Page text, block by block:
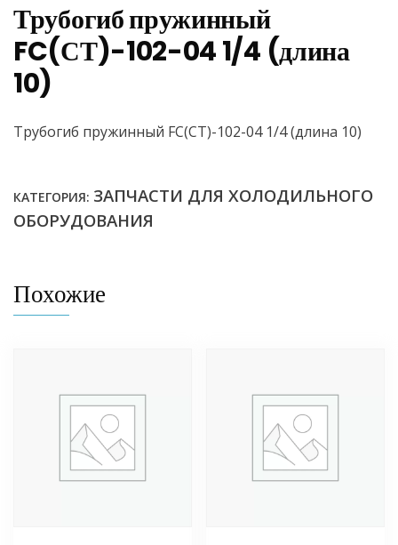
Трубогиб пружинный
FC(СТ)-102-04 1/4 (длина
10)
Трубогиб пружинный FC(СТ)-102-04 1/4 (длина 10)
КАТЕГОРИЯ: ЗАПЧАСТИ ДЛЯ ХОЛОДИЛЬНОГО
ОБОРУДОВАНИЯ
Похожие